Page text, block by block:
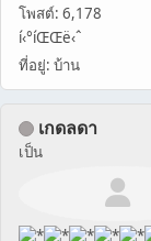
โพสต์: 6,178
í‹°íŒŒë‹ˆ
ที่อยู่: บ้าน
เกดลดา
เป็น